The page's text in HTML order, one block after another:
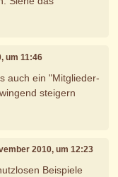
um 11:46
auch ein "Mitglieder-
steigern
2010, um 12:23
Beispiele